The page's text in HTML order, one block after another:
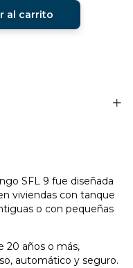
SFL 9 fue diseñada
viviendas con tanque
o con pequeñas
20 años o más,
automático y seguro.